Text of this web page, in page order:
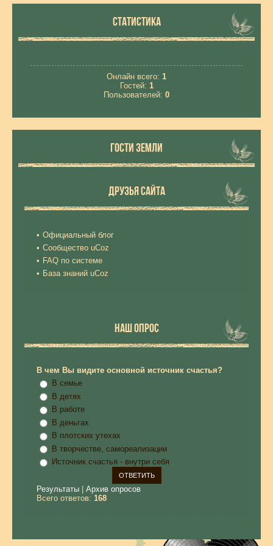
СТАТИСТИКА
Онлайн всего: 1
Гостей: 1
Пользователей: 0
ГОСТИ ЗЕМЛИ
ДРУЗЬЯ САЙТА
Официальный блог
Сообщество uCoz
FAQ по системе
База знаний uCoz
НАШ ОПРОС
В чем Вы видите основной источник счастья?
В семье
В детях
В работе
В деньгах
В плотских утехах
В творчестве, самореализации
Источник счастья - внутри себя
Результаты
Архив опросов
Всего ответов: 168